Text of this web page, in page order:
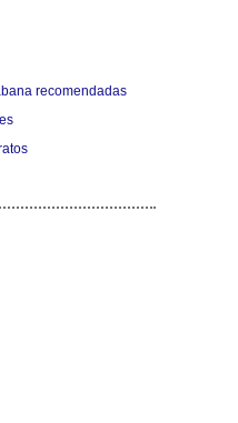
recomendadas